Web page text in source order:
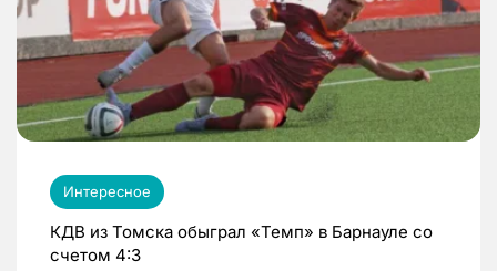
Интересное
КДВ из Томска обыграл «Темп» в Барнауле со
счетом 4:3